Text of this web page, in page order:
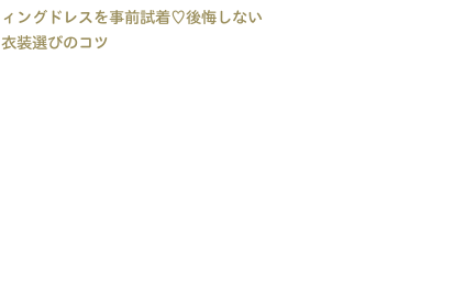
ィングドレスを事前試着♡後悔しない
衣装選びのコツ